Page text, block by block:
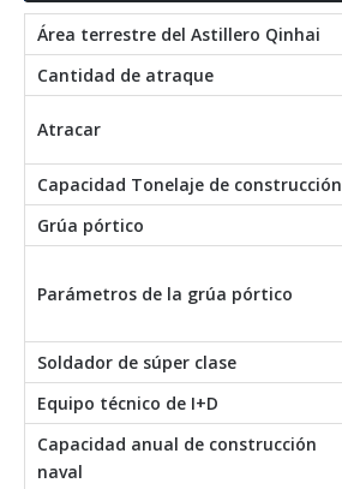
Área terrestre del Astillero Qinhai
Cantidad de atraque
Atracar
Capacidad Tonelaje de construcción
Grúa pórtico
Parámetros de la grúa pórtico
Soldador de súper clase
Equipo técnico de I+D
Capacidad anual de construcción
naval